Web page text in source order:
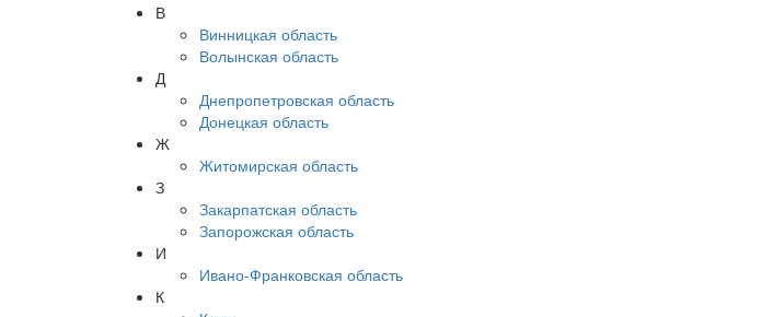
В
Винницкая область
Волынская область
Д
Днепропетровская область
Донецкая область
Ж
Житомирская область
З
Закарпатская область
Запорожская область
И
Ивано-Франковская область
К